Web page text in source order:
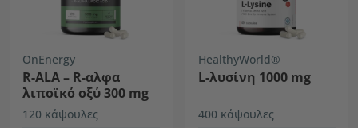
OnEnergy
R-ALA – R-αλφα
λιποϊκό οξύ 300 mg
120 κάψουλες
HealthyWorld®
L-λυσίνη 1000 mg
400 κάψουλες